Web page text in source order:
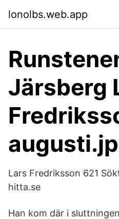
lonolbs.web.app
Järsberg
Lars Fredriksson 621
hitta.se
Han kom där i